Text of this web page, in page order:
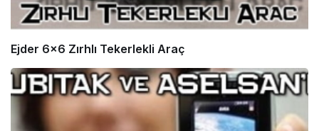
Ejder 6×6 Zırhlı Tekerlekli Araç